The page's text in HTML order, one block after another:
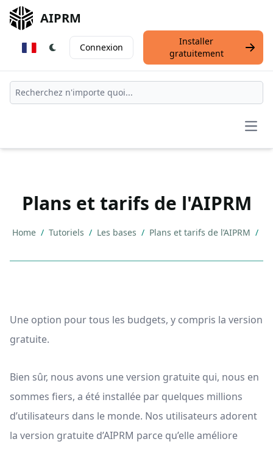
AIPRM
Connexion
Installer
gratuitement
Plans et tarifs de l'AIPRM
Home / Tutoriels / Les bases / Plans et tarifs de l’AIPRM /
Une option pour tous les budgets, y compris la version
gratuite.
Bien sûr, nous avons une version gratuite qui, nous en
sommes fiers, a été installée par quelques millions
d’utilisateurs dans le monde. Nos utilisateurs adorent
la version gratuite d’AIPRM parce qu’elle améliore